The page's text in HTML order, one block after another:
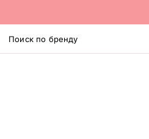
Поиск по бренду